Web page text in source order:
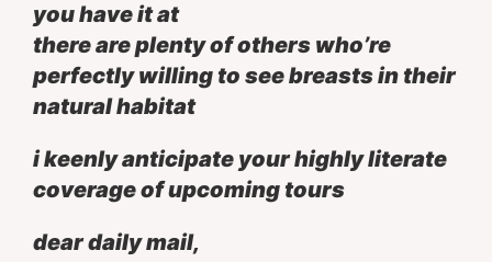
you have it at
there are plenty of others who’re
perfectly willing to see breasts in their
natural habitat
i keenly anticipate your highly literate
coverage of upcoming tours
dear daily mail,